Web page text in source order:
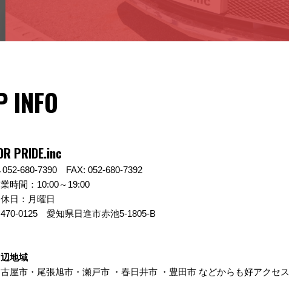
INFO
PRIDE.inc
052-680-7390 FAX: 052-680-7392
時間：10:00～19:00
日：月曜日
0125 愛知県日進市赤池5-1805-B
地域
屋市・ 尾張旭市・ 瀬戸市・ 春日井市・ 豊田市などからも好アクセス